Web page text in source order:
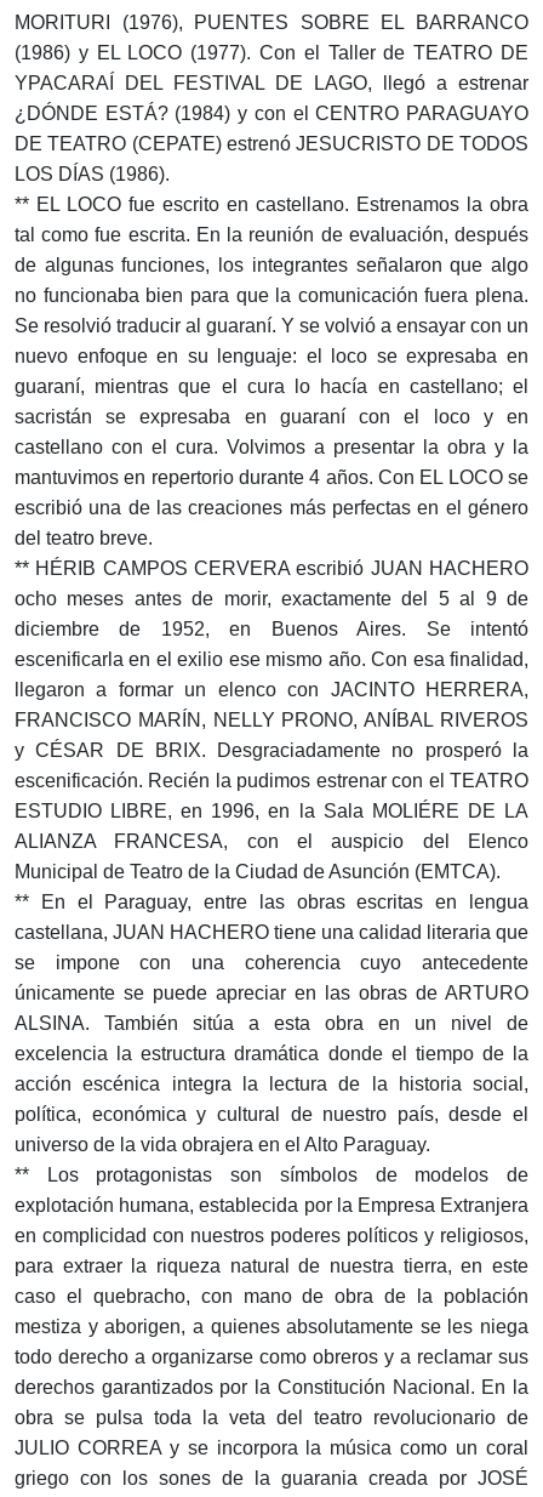
MORITURI (1976), PUENTES SOBRE EL BARRANCO
(1986) y EL LOCO (1977). Con el Taller de TEATRO DE
YPACARAÍ DEL FESTIVAL DE LAGO, llegó a estrenar
¿DÓNDE ESTÁ? (1984) y con el CENTRO PARAGUAYO
DE TEATRO (CEPATE) estrenó JESUCRISTO DE TODOS
LOS DÍAS (1986).
** EL LOCO fue escrito en castellano. Estrenamos la obra
tal como fue escrita. En la reunión de evaluación, después
de algunas funciones, los integrantes señalaron que algo
no funcionaba bien para que la comunicación fuera plena.
Se resolvió traducir al guaraní. Y se volvió a ensayar con un
nuevo enfoque en su lenguaje: el loco se expresaba en
guaraní, mientras que el cura lo hacía en castellano; el
sacristán se expresaba en guaraní con el loco y en
castellano con el cura. Volvimos a presentar la obra y la
mantuvimos en repertorio durante 4 años. Con EL LOCO se
escribió una de las creaciones más perfectas en el género
del teatro breve.
** HÉRIB CAMPOS CERVERA escribió JUAN HACHERO
ocho meses antes de morir, exactamente del 5 al 9 de
diciembre de 1952, en Buenos Aires. Se intentó
escenificarla en el exilio ese mismo año. Con esa finalidad,
llegaron a formar un elenco con JACINTO HERRERA,
FRANCISCO MARÍN, NELLY PRONO, ANÍBAL RIVEROS
y CÉSAR DE BRIX. Desgraciadamente no prosperó la
escenificación. Recién la pudimos estrenar con el TEATRO
ESTUDIO LIBRE, en 1996, en la Sala MOLIÉRE DE LA
ALIANZA FRANCESA, con el auspicio del Elenco
Municipal de Teatro de la Ciudad de Asunción (EMTCA).
** En el Paraguay, entre las obras escritas en lengua
castellana, JUAN HACHERO tiene una calidad literaria que
se impone con una coherencia cuyo antecedente
únicamente se puede apreciar en las obras de ARTURO
ALSINA. También sitúa a esta obra en un nivel de
excelencia la estructura dramática donde el tiempo de la
acción escénica integra la lectura de la historia social,
política, económica y cultural de nuestro país, desde el
universo de la vida obrajera en el Alto Paraguay.
** Los protagonistas son símbolos de modelos de
explotación humana, establecida por la Empresa Extranjera
en complicidad con nuestros poderes políticos y religiosos,
para extraer la riqueza natural de nuestra tierra, en este
caso el quebracho, con mano de obra de la población
mestiza y aborigen, a quienes absolutamente se les niega
todo derecho a organizarse como obreros y a reclamar sus
derechos garantizados por la Constitución Nacional. En la
obra se pulsa toda la veta del teatro revolucionario de
JULIO CORREA y se incorpora la música como un coral
griego con los sones de la guarania creada por JOSÉ